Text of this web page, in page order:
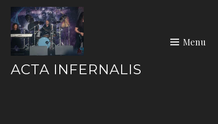
Skip
content
ACTA INFERNALIS
Menu